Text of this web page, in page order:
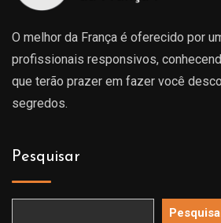
O melhor da França é oferecido por
profissionais responsivos,
que terão prazer em fazer você
segredos.
Pesquisar